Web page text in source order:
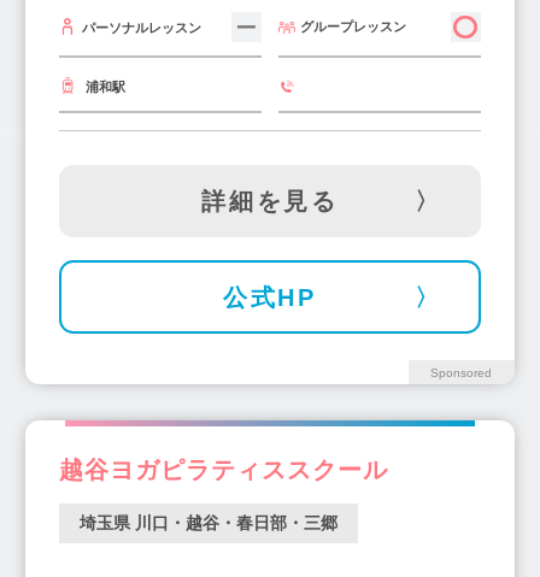
Sponsored
パーソナルレッスン グループレッスン
浦和駅
詳細を見る
公式HP
越谷ヨガピラティススクール
埼玉県 川口・越谷・春日部・三郷